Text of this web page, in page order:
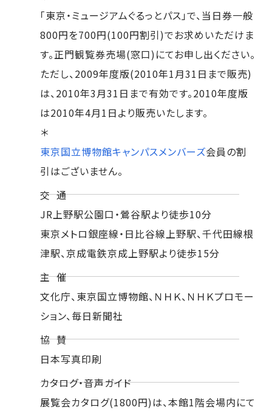
「東京・ミュージアムぐるっとパス」で、当日券一般
800円を700円(100円割引)でお求めいただけま
す。正門観覧券売場(窓口)にてお申し出ください。
ただし、2009年度版(2010年1月31日まで販売)
は、2010年3月31日まで有効です。2010年度版
は2010年4月1日より販売いたします。
＊
東京国立博物館キャンパスメンバーズ会員の割
引はございません。
交 通
JR上野駅公園口・鶯谷駅より徒歩10分
東京メトロ銀座線・日比谷線上野駅、千代田線根
津駅、京成電鉄京成上野駅より徒歩15分
主 催
文化庁、東京国立博物館、ＮＨＫ、ＮＨＫプロモー
ション、毎日新聞社
協 賛
日本写真印刷
カタログ・音声ガイド
展覧会カタログ(1800円)は、本館1階会場内にて